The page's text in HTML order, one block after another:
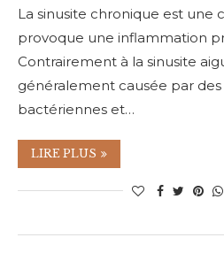
La sinusite chronique est une
provoque une inflammation
Contrairement à la sinusite
généralement causée par des
bactériennes et…
LIRE PLUS